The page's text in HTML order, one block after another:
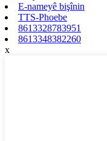
E-nameyê bişînin
TTS-Phoebe
8613328783951
8613348382260
x